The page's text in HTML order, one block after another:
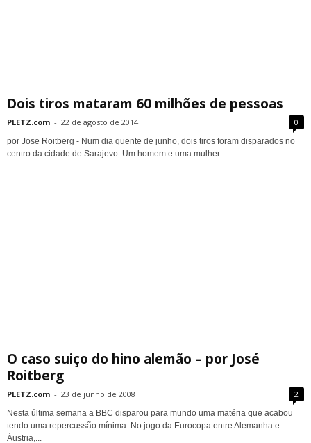
Dois tiros mataram 60 milhões de pessoas
PLETZ.com - 22 de agosto de 2014 0
por Jose Roitberg - Num dia quente de junho, dois tiros foram disparados no
centro da cidade de Sarajevo. Um homem e uma mulher...
O caso suiço do hino alemão – por José
Roitberg
PLETZ.com - 23 de junho de 2008 2
Nesta última semana a BBC disparou para mundo uma matéria que acabou
tendo uma repercussão mínima. No jogo da Eurocopa entre Alemanha e
Áustria,...